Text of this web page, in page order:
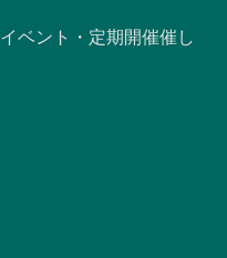
イベント・定期開催催し